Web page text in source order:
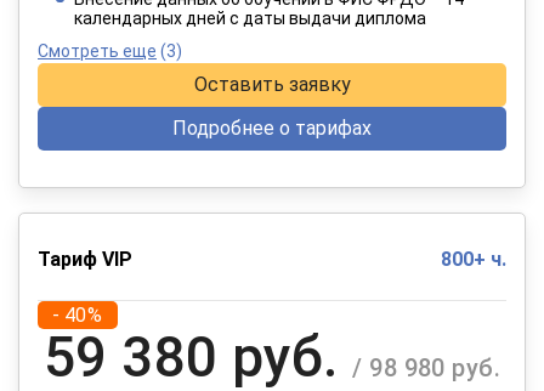
календарных дней с даты выдачи диплома
Смотреть еще (3)
Оставить заявку
Подробнее о тарифах
Тариф VIP 800+ ч.
- 40%
59 380 руб. / 98 980 руб.